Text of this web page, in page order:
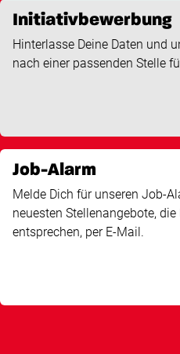
Initiativbewerbung
Hinterlasse Deine Daten und
nach einer passenden Stelle
Job-Alarm
Melde Dich für unseren Job-
neuesten Stellenangebote,
entsprechen, per E-Mail.